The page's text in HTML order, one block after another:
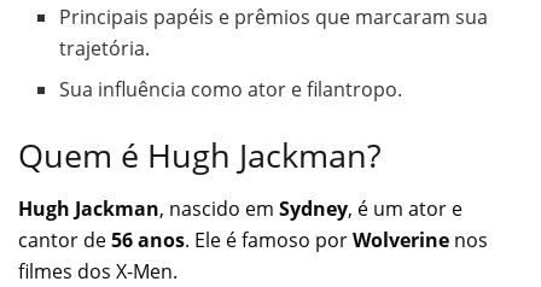
Principais papéis e prêmios que marcaram sua
trajetória.
Sua influência como ator e filantropo.
Quem é Hugh Jackman?
Hugh Jackman, nascido em Sydney, é um ator e
cantor de56 anos. Ele é famoso porWolverine nos
filmes dos X-Men.